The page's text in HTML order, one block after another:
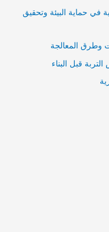
في حماية البيئة وتحقيق
وطرق المعالجة
قبل البناء